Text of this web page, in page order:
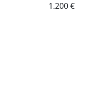
1.200 €